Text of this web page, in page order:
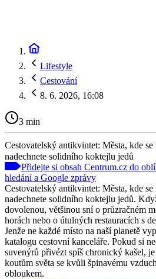
Lifestyle
Cestování
8. 6. 2026, 16:08
3 min
Cestovatelský antikvintet: Města, kde
nadechnete solidního koktejlu jedů
Přidejte si obsah Centrum.cz do
hledání a Google zprávy
Cestovatelský antikvintet: Města, kde
nadechnete solidního koktejlu jedů.
dovolenou, většinou sní o průzračném
horách nebo o útulných restauracích s
Jenže ne každé místo na naší planetě
katalogu cestovní kanceláře. Pokud si
suvenýrů přivézt spíš chronický kašel,
koutům světa se kvůli špinavému
obloukem.